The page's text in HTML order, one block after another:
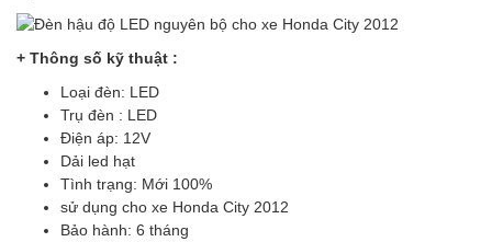
+ Thông số kỹ thuật :
Loại đèn: LED
Trụ đèn : LED
Điện áp: 12V
Dải led hạt
Tình trạng: Mới 100%
sử dụng cho xe Honda City 2012
Bảo hành: 6 tháng